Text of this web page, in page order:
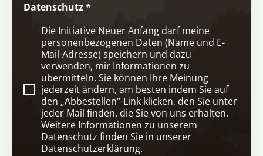
Datenschutz*
Die Initiative Neuer Anfang darf meine
personenbezogenen Daten (Name und E-
Mail-Adresse) speichern und dazu
verwenden, mir Informationen zu
übermitteln. Sie können Ihre Meinung
jederzeit ändern, am besten indem Sie auf
den „Abbestellen“-Link klicken, den Sie unter
jeder Mail finden, die Sie von uns erhalten.
Weitere Informationen zu unserem
Datenschutz finden Sie in unserer
Datenschutzerklärung.